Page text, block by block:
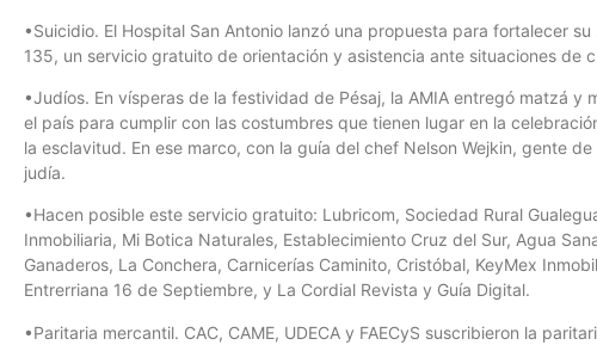
•Suicidio. El Hospital San Antonio lanzó una propuesta para fortalecer
135, un servicio gratuito de orientación y asistencia ante situaciones de
•Judíos. En vísperas de la festividad de Pésaj, la AMIA entregó matzá
el país para cumplir con las costumbres que tienen lugar en la
la esclavitud. En ese marco, con la guía del chef Nelson Wejkin, gente
judía.
•Hacen posible este servicio gratuito: Lubricom, Sociedad Rural
Inmobiliaria, Mi Botica Naturales, Establecimiento Cruz del Sur, Agua
Ganaderos, La Conchera, Carnicerías Caminito, Cristóbal, KeyMex
Entrerriana 16 de Septiembre, y La Cordial Revista y Guía Digital.
•Paritaria mercantil. CAC, CAME, UDECA y FAECyS suscribieron la